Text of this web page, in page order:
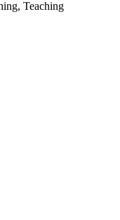
Teaching